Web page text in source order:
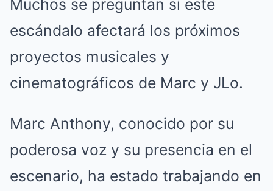
Muchos se preguntan si este
escándalo afectará los próximos
proyectos musicales y
cinematográficos de Marc y JLo.
Marc Anthony, conocido por su
poderosa voz y su presencia en el
escenario, ha estado trabajando en